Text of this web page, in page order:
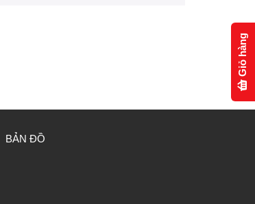
BẢN ĐỒ
Giỏ hàng